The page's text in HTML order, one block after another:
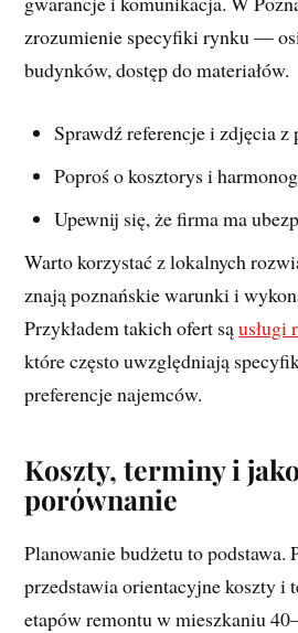
zrozumienie specyfiki rynku —
budynków, dostęp do materiałów.
Sprawdź referencje i zdjęcia
Poproś o kosztorys i
Upewnij się, że firma ma
Warto korzystać z lokalnych
znają poznańskie warunki i
Przykładem takich ofert sąusługi
które często uwzględniają
preferencje najemców.
Koszty, terminy i
porównanie
Planowanie budżetu to podstawa.
przedstawia orientacyjne koszty i
etapów remontu w mieszkaniu